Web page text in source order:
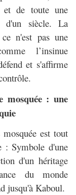
de toute une
d'un siècle. La
n'est pas une
l’insinue
et s'affirme
mosquée : une
est tout
: Symbole d'une
d'un héritage
du monde
jusqu'à Kaboul.